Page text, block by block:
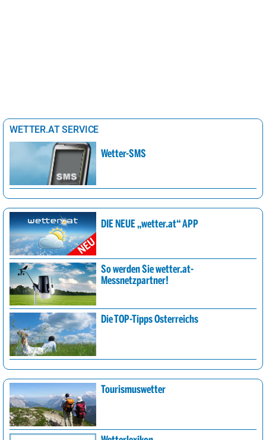
WETTER.AT SERVICE
Wetter-SMS
DIE NEUE „wetter.at“ APP
So werden Sie wetter.at-
Messnetzpartner!
Die TOP-Tipps Österreichs
Tourismuswetter